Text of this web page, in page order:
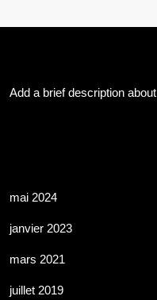
Add a brief description
mai 2024
janvier 2023
mars 2021
juillet 2019